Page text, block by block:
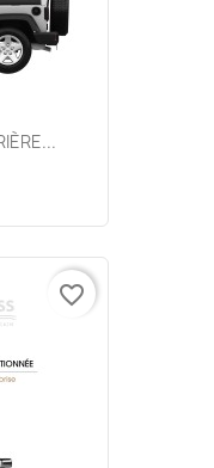
favorite_border